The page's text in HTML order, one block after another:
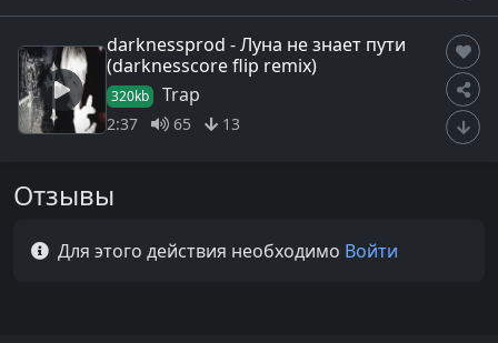
darknessprod - Луна не знает пути
(darknesscore flip remix)
320kb Trap
2:37 65 13
Отзывы
Для этого действия необходимо Войти